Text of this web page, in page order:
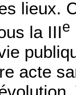
lieux.
la IIIe
acte